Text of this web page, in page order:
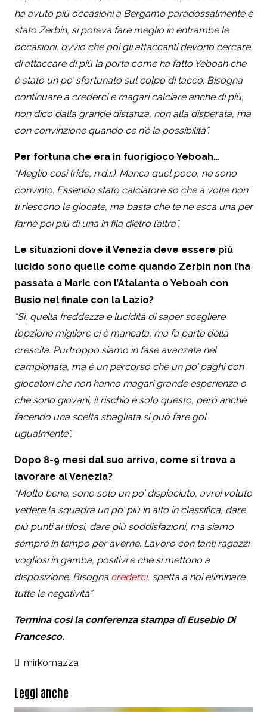
ha avuto più occasioni a Bergamo paradossalmente è
stato Zerbin, si poteva fare meglio in entrambe le
occasioni, ovvio che poi gli attaccanti devono cercare
di attaccare di più la porta come ha fatto Yeboah che
è stato un po’ sfortunato sul colpo di tacco. Bisogna
continuare a crederci e magari calciare anche di più,
non dico dalla grande distanza, non alla disperata, ma
con convinzione quando ce n’è la possibilità”.
Per fortuna che era in fuorigioco Yeboah…
“Meglio così (ride, n.d.r.). Manca quel poco, ne sono
convinto. Essendo stato calciatore so che a volte non
ti riescono le giocate, ma basta che te ne esca una per
farne poi più di una in fila dietro l’altra”.
Le situazioni dove il Venezia deve essere più
lucido sono quelle come quando Zerbin non l’ha
passata a Maric con l’Atalanta o Yeboah con
Busio nel finale con la Lazio?
“Sì, quella freddezza e lucidità di saper scegliere
l’opzione migliore ci è mancata, ma fa parte della
crescita. Purtroppo siamo in fase avanzata nel
campionata, ma è un percorso che un po’ paghi con
giocatori che non hanno magari grande esperienza o
che sono giovani, il rischio è solo questo, però anche
facendo una scelta sbagliata si può fare gol
ugualmente”.
Dopo 8-9 mesi dal suo arrivo, come si trova a
lavorare al Venezia?
“Molto bene, sono solo un po’ dispiaciuto, avrei voluto
vedere la squadra un po’ più in alto in classifica, dare
più punti ai tifosi, dare più soddisfazioni, ma siamo
sempre in tempo per averne. Lavoro con tanti ragazzi
vogliosi in gamba, positivi e che si mettono a
disposizione. Bisogna crederci, spetta a noi eliminare
tutte le negatività”.
Termina così la conferenza stampa di Eusebio Di
Francesco.
mirkomazza
Leggi anche